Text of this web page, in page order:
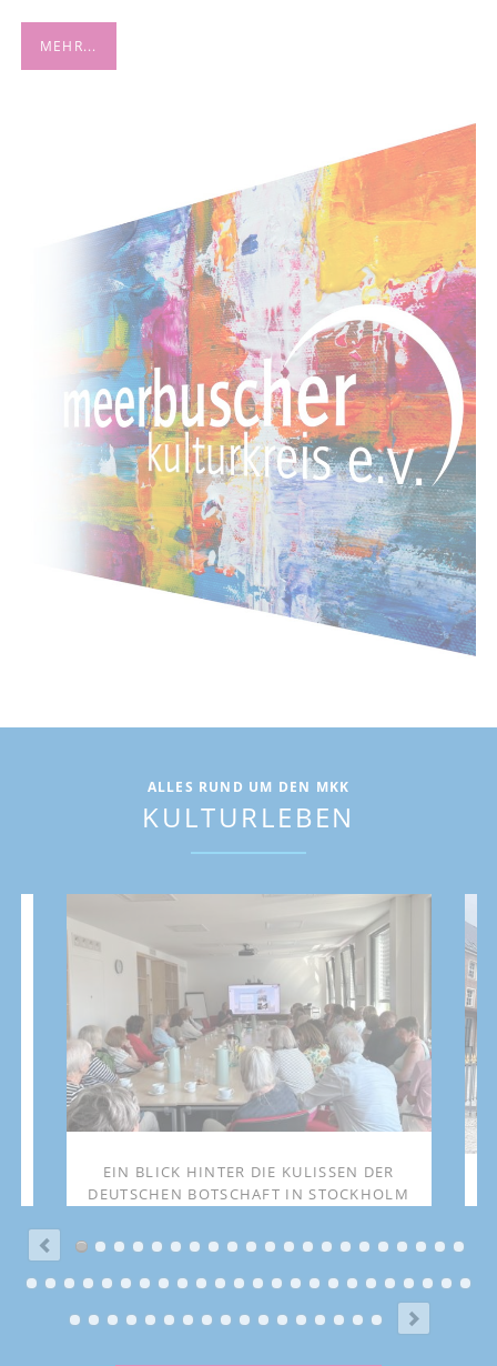
MEHR...
ALLES RUND UM DEN MKK
KULTURLEBEN